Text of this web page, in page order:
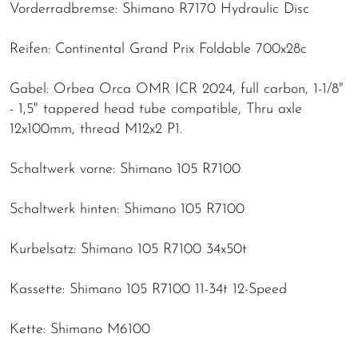
Vorderradbremse: Shimano R7170 Hydraulic Disc
Reifen: Continental Grand Prix Foldable 700x28c
Gabel: Orbea Orca OMR ICR 2024, full carbon, 1-1/8"
- 1,5" tappered head tube compatible, Thru axle
12x100mm, thread M12x2 P1.
Schaltwerk vorne: Shimano 105 R7100
Schaltwerk hinten: Shimano 105 R7100
Kurbelsatz: Shimano 105 R7100 34x50t
Kassette: Shimano 105 R7100 11-34t 12-Speed
Kette: Shimano M6100